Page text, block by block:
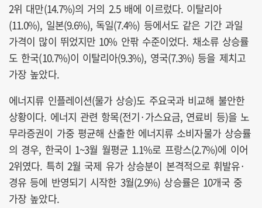
2위 대만(14.7%)의 거의 2.5 배에 이르렀다. 이탈리아
(11.0%), 일본(9.6%), 독일(7.4%) 등에서도 같은 기간 과일
가격이 많이 뛰었지만 10% 안팎 수준이었다. 채소류 상승률
도 한국(10.7%)이 이탈리아(9.3%), 영국(7.3%) 등을 제치고
가장 높았다.
에너지류 인플레이션(물가 상승)도 주요국과 비교해 불안한
상황이다. 에너지 관련 항목(전기·가스요금, 연료비 등)을 노
무라증권이 가중 평균해 산출한 에너지류 소비자물가 상승률
의 경우, 한국이 1~3월 월평균 1.1%로 프랑스(2.7%)에 이어
2위였다. 특히 2월 국제 유가 상승분이 본격적으로 휘발유·
경유 등에 반영되기 시작한 3월(2.9%) 상승률은 10개국 중
가장 높았다.